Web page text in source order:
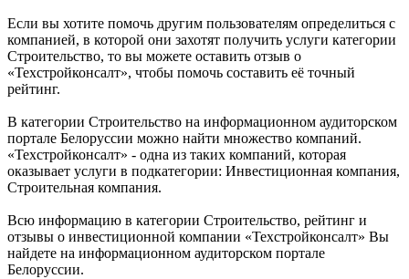
Если вы хотите помочь другим пользователям определиться с
компанией, в которой они захотят получить услуги категории
Строительство, то вы можете оставить отзыв о
«Техстройконсалт», чтобы помочь составить её точный
рейтинг.
В категории Строительство на информационном аудиторском
портале Белоруссии можно найти множество компаний.
«Техстройконсалт» - одна из таких компаний, которая
оказывает услуги в подкатегории: Инвестиционная компания,
Строительная компания.
Всю информацию в категории Строительство, рейтинг и
отзывы о инвестиционной компании «Техстройконсалт» Вы
найдете на информационном аудиторском портале
Белоруссии.